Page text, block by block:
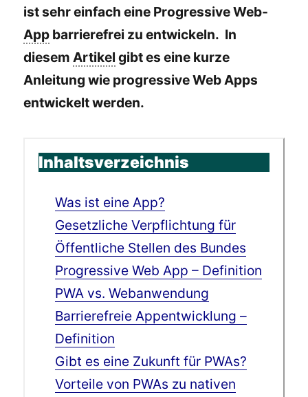
ist sehr einfach eine Progressive Web-
App barrierefrei zu entwickeln. In
diesemArtikel gibt es eine kurze
Anleitung wie progressive Web Apps
entwickelt werden.
Inhaltsverzeichnis
Was ist eine App?
Gesetzliche Verpflichtung für
Öffentliche Stellen des Bundes
Progressive Web App – Definition
PWA vs. Webanwendung
Barrierefreie Appentwicklung –
Definition
Gibt es eine Zukunft für PWAs?
Vorteile von PWAs zu nativen